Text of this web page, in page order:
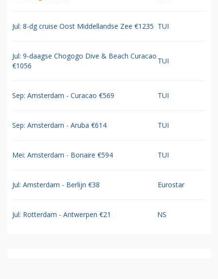
Jul: 8-dg cruise Oost Middellandse Zee €1235 TUI
Jul: 9-daagse Chogogo Dive & Beach Curacao
€1056
TUI
Sep: Amsterdam - Curacao €569 TUI
Sep: Amsterdam - Aruba €614 TUI
Mei: Amsterdam - Bonaire €594 TUI
Jul: Amsterdam - Berlijn €38 Eurostar
Jul: Rotterdam - Antwerpen €21 NS